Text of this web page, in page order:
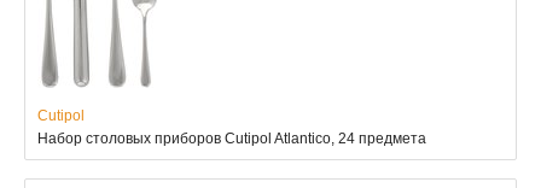
Cutipol
Набор столовых приборов Cutipol Atlantico, 24 предмета